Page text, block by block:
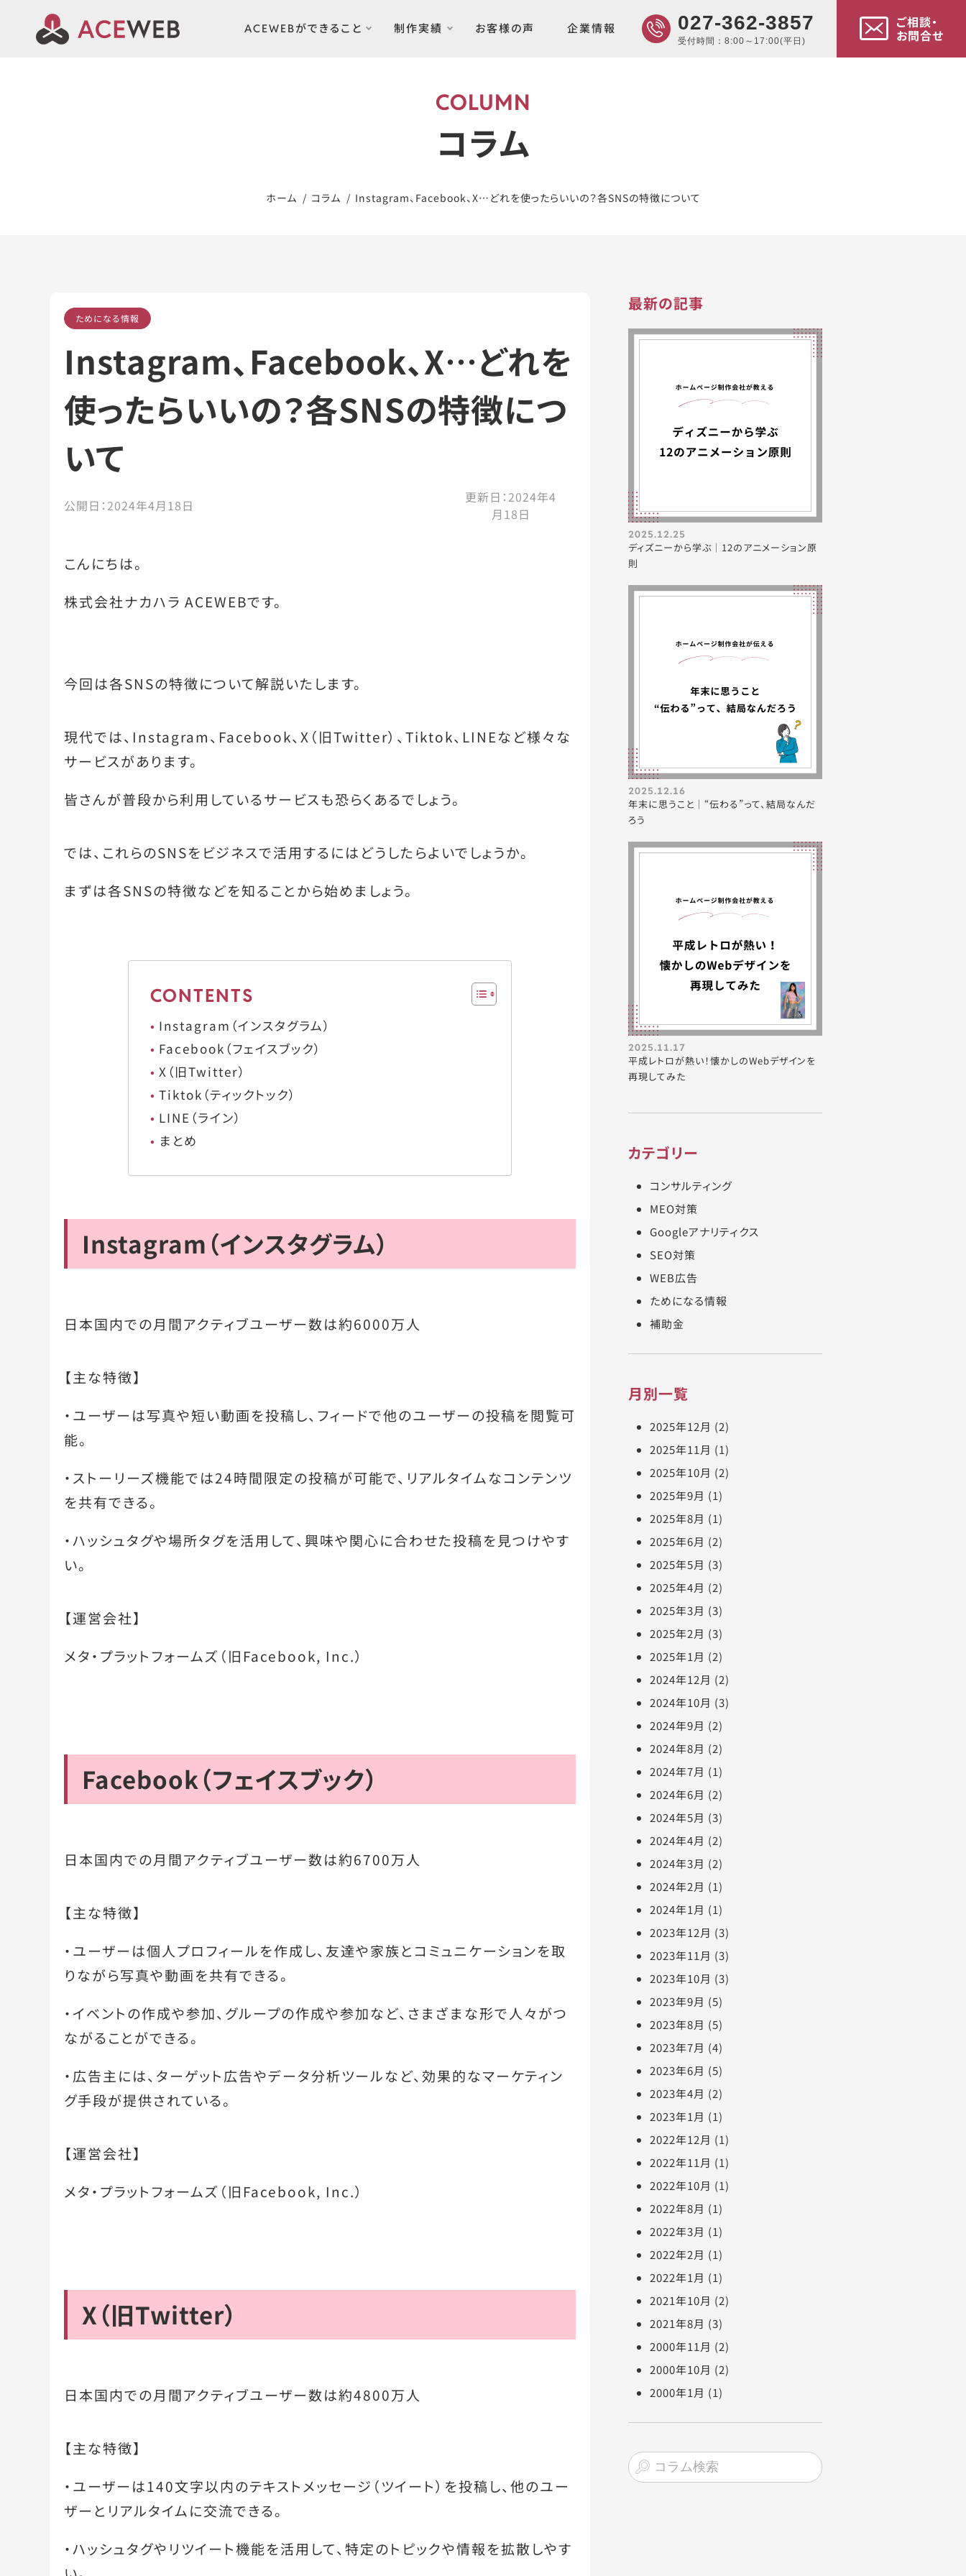
ACEWEBができること 制作実績 お客様の声 企業情報 027-362-3857
受付時間：8:00～17:00(平日)
ご相談・
お問合せ
COLUMN
コラム
ホーム コラム Instagram、Facebook、X…どれを使ったらいいの？各SNSの特徴について
ためになる情報
Instagram、Facebook、X…どれを
使ったらいいの？各SNSの特徴につ
いて
公開日：2024年4月18日 更新日：2024年4
月18日
こんにちは。
株式会社ナカハラ ACEWEBです。
今回は各SNSの特徴について解説いたします。
現代では、Instagram、Facebook、X（旧Twitter）、Tiktok、LINEなど様々な
サービスがあります。
皆さんが普段から利用しているサービスも恐らくあるでしょう。
では、これらのSNSをビジネスで活用するにはどうしたらよいでしょうか。
まずは各SNSの特徴などを知ることから始めましょう。
CONTENTS
Instagram（インスタグラム）
Facebook（フェイスブック）
X（旧Twitter）
Tiktok（ティックトック）
LINE（ライン）
まとめ
Instagram（インスタグラム）
日本国内での月間アクティブユーザー数は約6000万人
【主な特徴】
・ユーザーは写真や短い動画を投稿し、フィードで他のユーザーの投稿を閲覧可
能。
・ストーリーズ機能では24時間限定の投稿が可能で、リアルタイムなコンテンツ
を共有できる。
・ハッシュタグや場所タグを活用して、興味や関心に合わせた投稿を見つけやす
い。
【運営会社】
メタ・プラットフォームズ（旧Facebook, Inc.）
Facebook（フェイスブック）
日本国内での月間アクティブユーザー数は約6700万人
【主な特徴】
・ユーザーは個人プロフィールを作成し、友達や家族とコミュニケーションを取
りながら写真や動画を共有できる。
・イベントの作成や参加、グループの作成や参加など、さまざまな形で人々がつ
ながることができる。
・広告主には、ターゲット広告やデータ分析ツールなど、効果的なマーケティン
グ手段が提供されている。
【運営会社】
メタ・プラットフォームズ（旧Facebook, Inc.）
X（旧Twitter）
日本国内での月間アクティブユーザー数は約4800万人
【主な特徴】
・ユーザーは140文字以内のテキストメッセージ（ツイート）を投稿し、他のユー
ザーとリアルタイムに交流できる。
・ハッシュタグやリツイート機能を活用して、特定のトピックや情報を拡散しやす
最新の記事
2025.12.25
ディズニーから学ぶ｜12のアニメーション原
則
2025.12.16
年末に思うこと｜“伝わる”って、結局なんだ
ろう
2025.11.17
平成レトロが熱い！懐かしのWebデザインを
再現してみた
カテゴリー
コンサルティング
MEO対策
Googleアナリティクス
SEO対策
WEB広告
ためになる情報
補助金
月別一覧
2025年12月 (2)
2025年11月 (1)
2025年10月 (2)
2025年9月 (1)
2025年8月 (1)
2025年6月 (2)
2025年5月 (3)
2025年4月 (2)
2025年3月 (3)
2025年2月 (3)
2025年1月 (2)
2024年12月 (2)
2024年10月 (3)
2024年9月 (2)
2024年8月 (2)
2024年7月 (1)
2024年6月 (2)
2024年5月 (3)
2024年4月 (2)
2024年3月 (2)
2024年2月 (1)
2024年1月 (1)
2023年12月 (3)
2023年11月 (3)
2023年10月 (3)
2023年9月 (5)
2023年8月 (5)
2023年7月 (4)
2023年6月 (5)
2023年4月 (2)
2023年1月 (1)
2022年12月 (1)
2022年11月 (1)
2022年10月 (1)
2022年8月 (1)
2022年3月 (1)
2022年2月 (1)
2022年1月 (1)
2021年10月 (2)
2021年8月 (3)
2000年11月 (2)
2000年10月 (2)
2000年1月 (1)